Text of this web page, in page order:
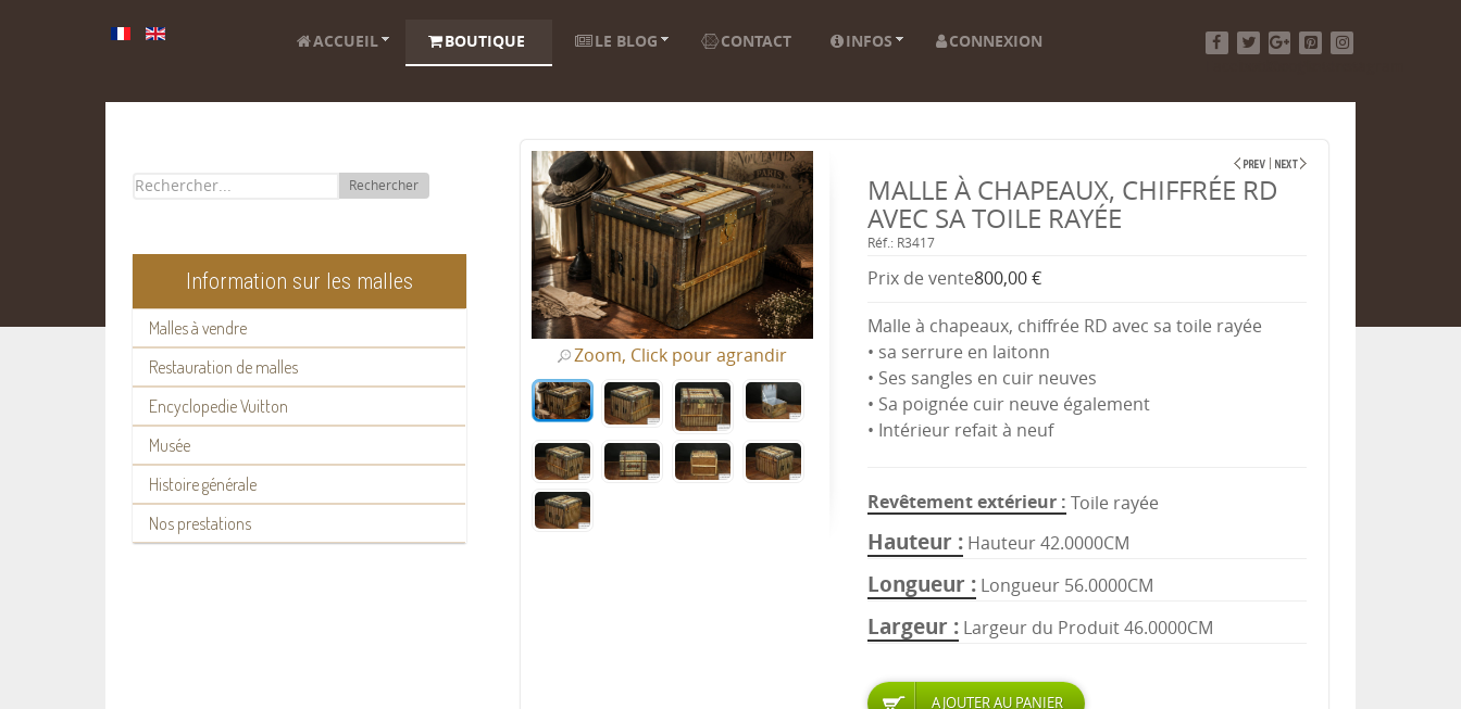
ACCUEIL BOUTIQUE LE BLOG CONTACT INFOS
CONNEXION
Rechercher
Information sur les malles
Malles à vendre
Restauration de malles
Encyclopedie Vuitton
Musée
Histoire générale
Nos prestations
Zoom, Click pour agrandir
MALLE À CHAPEAUX, CHIFFRÉE RD
AVEC SA TOILE RAYÉE
Réf.: R3417
Prix ​​de vente800,00 €
Malle à chapeaux, chiffrée RD avec sa toile rayée
• sa serrure en laitonn
• Ses sangles en cuir neuves
• Sa poignée cuir neuve également
• Intérieur refait à neuf
Revêtement extérieur Toile rayée
Hauteur Hauteur 42.0000CM
Longueur Longueur 56.0000CM
Largeur Largeur du Produit 46.0000CM